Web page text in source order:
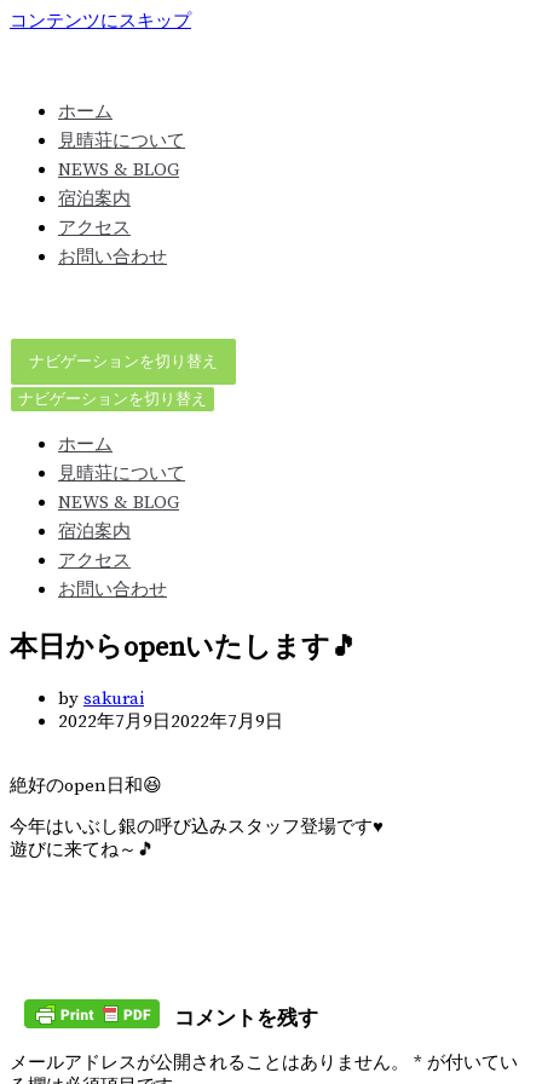
コンテンツにスキップ
ホーム
見晴荘について
NEWS & BLOG
宿泊案内
アクセス
お問い合わせ
ナビゲーションを切り替え
ナビゲーションを切り替え
ホーム
見晴荘について
NEWS & BLOG
宿泊案内
アクセス
お問い合わせ
本日からopenいたします🎵
by sakurai
2022年7月9日 2022年7月9日
絶好のopen日和😆
今年はいぶし銀の呼び込みスタッフ登場です♥️
遊びに来てね～🎵
コメントを残す
メールアドレスが公開されることはありません。 * が付いてい